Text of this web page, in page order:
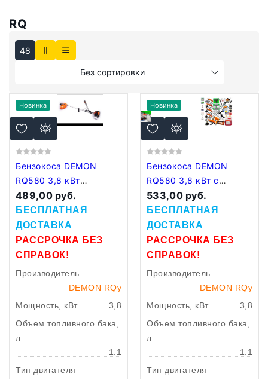
RQ
48
Без сортировки
Новинка
Бензокоса DEMON
RQ580 3,8 кВт
(Польша) комплект,
нож, 3 катушки с
леской, маска, леска
489,00 руб.
БЕСПЛАТНАЯ
ДОСТАВКА
РАССРОЧКА БЕЗ
СПРАВОК!
Производитель
DEMON RQy
Мощность, кВт
3,8
Объем топливного бака,
л
1.1
Тип двигателя
Новинка
Бензокоса DEMON
RQ580 3,8 кВт с
защитой от вибрации
(Польша)
533,00 руб.
БЕСПЛАТНАЯ
ДОСТАВКА
РАССРОЧКА БЕЗ
СПРАВОК!
Производитель
DEMON RQy
Мощность, кВт
3,8
Объем топливного бака,
л
1.1
Тип двигателя